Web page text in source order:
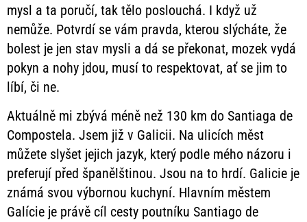
mysl a ta poručí, tak tělo poslouchá. I když už
nemůže. Potvrdí se vám pravda, kterou slýcháte, že
bolest je jen stav mysli a dá se překonat, mozek vydá
pokyn a nohy jdou, musí to respektovat, ať se jim to
líbí, či ne.
Aktuálně mi zbývá méně než 130 km do Santiaga de
Compostela. Jsem již v Galicii. Na ulicích měst
můžete slyšet jejich jazyk, který podle mého názoru i
preferují před španělštinou. Jsou na to hrdí. Galicie je
známá svou výbornou kuchyní. Hlavním městem
Galície je právě cíl cesty poutníku Santiago de